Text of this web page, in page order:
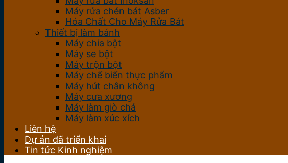
Máy rửa chén bát Asber
Hóa Chất Cho Máy Rửa Bát
Thiết bị làm bánh
Máy chia bột
Máy se bột
Máy trộn bột
Máy chế biến thực phẩm
Máy hút chân không
Máy cưa xương
Máy làm giò chả
Máy làm xúc xích
Liên hệ
Dự án đã triển khai
Tin tức Kinh nghiệm